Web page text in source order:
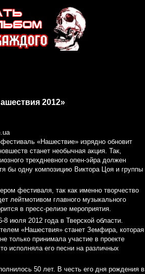
2012»
«Нашествие» изрядно обновит
станет необычная акция. Так,
трехдневного опен-эйра должен
бы одну композицию Виктора Цоя и группы
фестиваля, так как именно творчество
лейтмотивом главного музыкального
в пресс-релизе мероприятия.
8 июля 2012 года в Тверской области.
«Нашествия» станет Земфира, которая
только принимала участие в проекте
исполняла его песни на различных
50 лет. В честь его дня рождения в